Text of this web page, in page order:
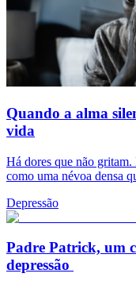
Quando a alma
vida
Há dores que não gritam.
como uma névoa densa
Depressão
Padre Patrick, um
depressão